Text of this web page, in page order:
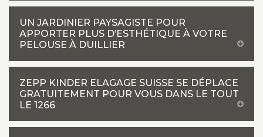
UN JARDINIER PAYSAGISTE POUR
APPORTER PLUS D’ESTHÉTIQUE À VOTRE
PELOUSE À DUILLIER
ZEPP KINDER ELAGAGE SUISSE SE DÉPLACE
GRATUITEMENT POUR VOUS DANS LE TOUT
LE 1266